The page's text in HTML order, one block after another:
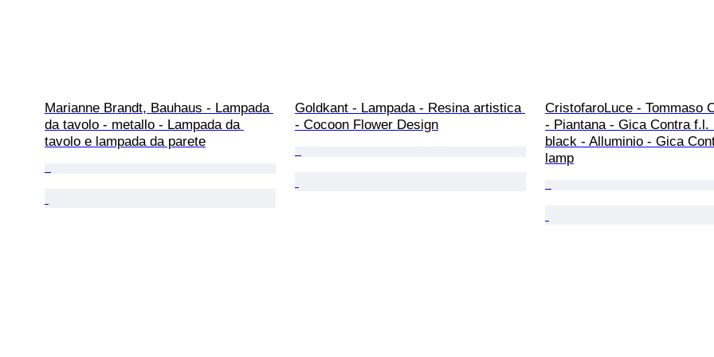
Marianne Brandt, Bauhaus - Lampada
da tavolo - metallo - Lampada da
tavolo e lampada da parete
Goldkant - Lampada - Resina artistica
- Cocoon Flower Design
CristofaroLuce - Tommaso
- Piantana - Gica Contra f.l.
black - Alluminio - Gica
lamp